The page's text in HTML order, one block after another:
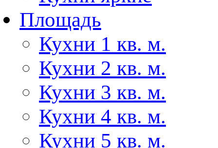
Площадь
Кухни 1 кв. м.
Кухни 2 кв. м.
Кухни 3 кв. м.
Кухни 4 кв. м.
Кухни 5 кв. м.